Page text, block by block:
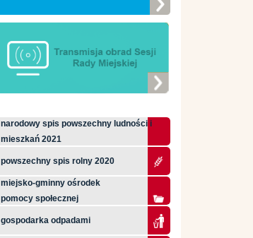
narodowy spis powszechny ludności i
mieszkań 2021
powszechny spis rolny 2020
miejsko-gminny ośrodek
pomocy społecznej
gospodarka odpadami